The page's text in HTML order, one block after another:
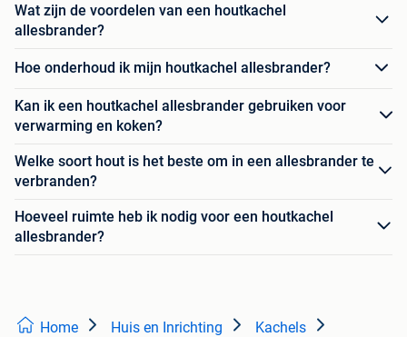
Wat zijn de voordelen van een houtkachel
allesbrander?
Hoe onderhoud ik mijn houtkachel allesbrander?
Kan ik een houtkachel allesbrander gebruiken voor
verwarming en koken?
Welke soort hout is het beste om in een allesbrander te
verbranden?
Hoeveel ruimte heb ik nodig voor een houtkachel
allesbrander?
Home Huis en Inrichting Kachels